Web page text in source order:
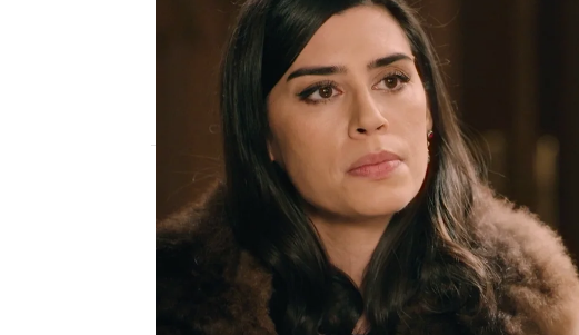
María retoma su alianza secreta
inesperado
En el próximo capítulo de Sueños de libertad,
Pedro, ofreciéndose como informante dentro de la
Ana Bermejo Lillo
Publicado:25 de mayo de 2025, 13:51
Tras un periodo de
confianza de don Pedro y le
casa de la Reina. Su objetivo: